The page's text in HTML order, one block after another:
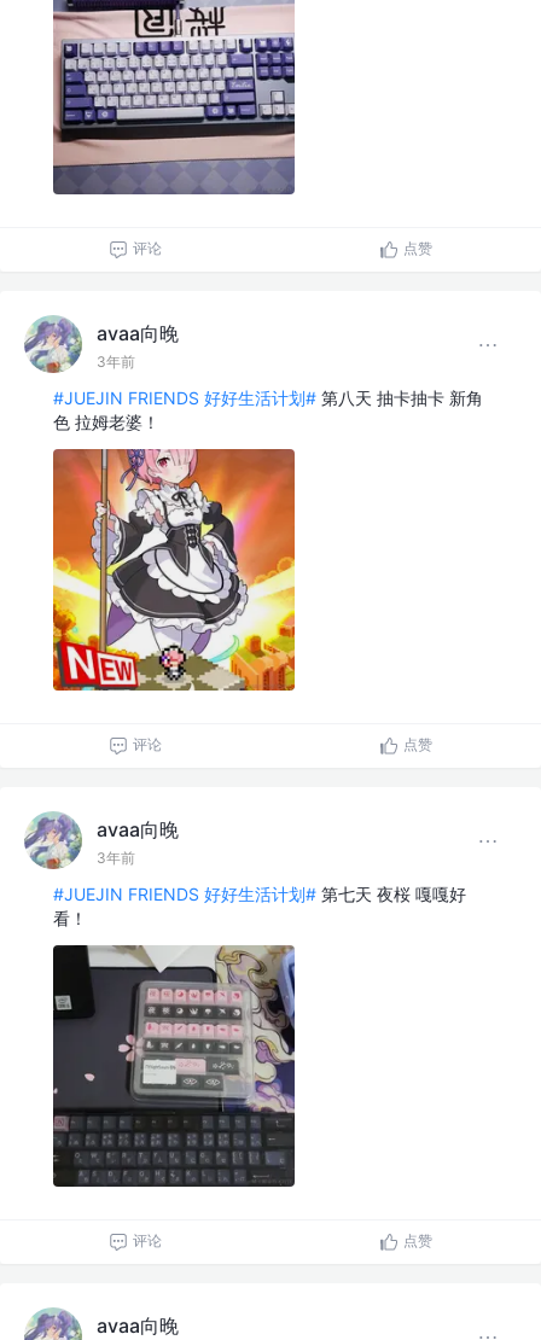
评论 点赞
avaa向晚
3年前
#JUEJIN FRIENDS 好好生活计划# 第八天 抽卡抽卡 新角
色 拉姆老婆！
评论 点赞
avaa向晚
3年前
#JUEJIN FRIENDS 好好生活计划# 第七天 夜桜 嘎嘎好
看！
评论 点赞
avaa向晚